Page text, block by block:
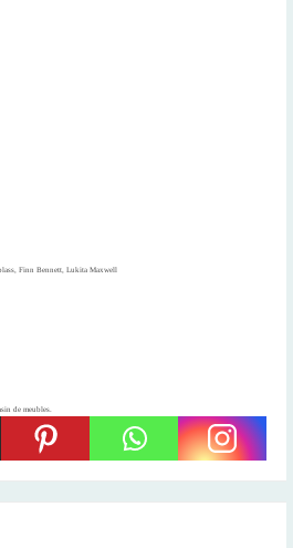
Finn Bennett, Lukita Maxwell
de meubles.